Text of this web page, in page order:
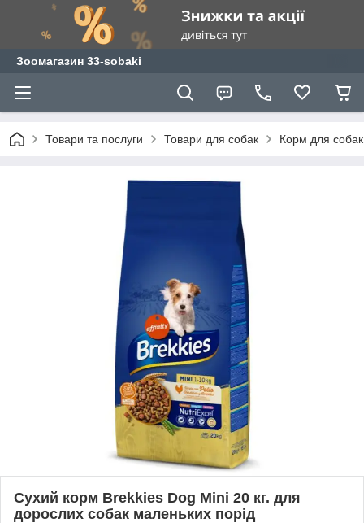
Зоомагазин 33-sobaki
Товари та послуги Товари для собак Корм для собак
Сухий корм Brekkies Dog Mini 20 кг. для
дорослих собак маленьких порід